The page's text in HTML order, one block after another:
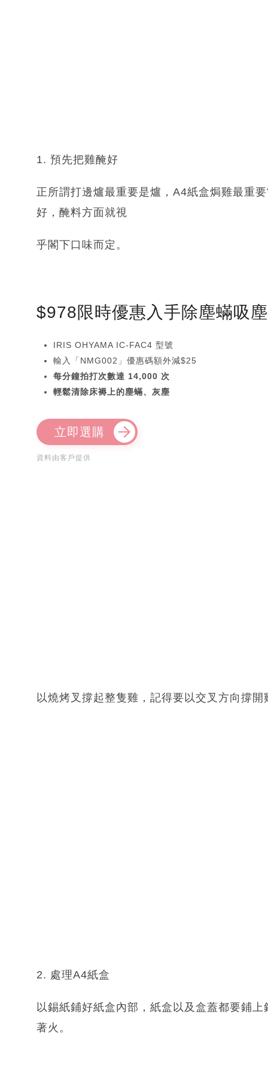
1. 預先把雞醃好
正所謂打邊爐最重要是爐，A4紙盒焗雞最重
好，醃料方面就視
乎閣下口味而定。
$978限時優惠入手除塵蟎吸
IRIS OHYAMA IC-FAC4 型號
輸入「NMG002」優惠碼額外減$25
每分鐘拍打次數達 14,000 次
輕鬆清除床褥上的塵蟎、灰塵
立即選購
資料由客戶提供
以燒烤叉撐起整隻雞，記得要以交叉方向撐
2. 處理A4紙盒
以錫紙鋪好紙盒內部，紙盒以及盒蓋都要鋪
著火。